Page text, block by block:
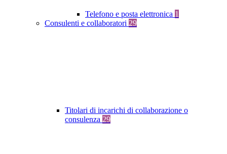
Telefono e posta elettronica 1
Consulenti e collaboratori 29
Titolari di incarichi di collaborazione o
consulenza 29